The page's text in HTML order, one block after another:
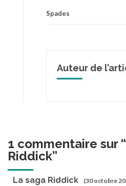
Spades
Auteur de
1 commentaire sur “
Riddick”
La saga Riddick (30 octobre